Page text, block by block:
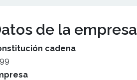
de la empresa
cadena